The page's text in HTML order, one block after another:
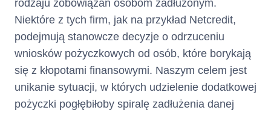
Numer
telefonu :
(informacja ta ma charakter
opcjonalny)
Nie dotyczy
Adres poczty elektronicznej : Nie dotyczy
rodzaju zobowiązań osobom zadłużonym.
Niektóre z tych firm, jak na przykład Netcredit,
podejmują stanowcze decyzje o odrzuceniu
wniosków pożyczkowych od osób, które borykają
się z kłopotami finansowymi. Naszym celem jest
unikanie sytuacji, w których udzielenie dodatkowej
pożyczki pogłębiłoby spiralę zadłużenia danej